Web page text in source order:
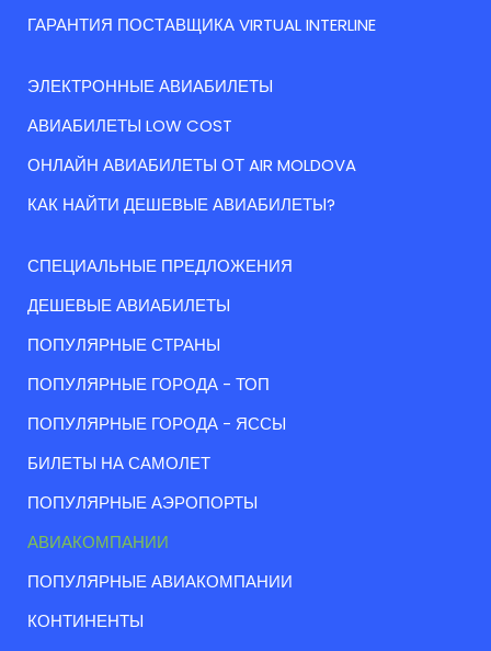
ГАРАНТИЯ ПОСТАВЩИКА VIRTUAL INTERLINE
ЭЛЕКТРОННЫЕ АВИАБИЛЕТЫ
АВИАБИЛЕТЫ LOW COST
ОНЛАЙН АВИАБИЛЕТЫ ОТ AIR MOLDOVA
КАК НАЙТИ ДЕШЕВЫЕ АВИАБИЛЕТЫ?
СПЕЦИАЛЬНЫЕ ПРЕДЛОЖЕНИЯ
ДЕШЕВЫЕ АВИАБИЛЕТЫ
ПОПУЛЯРНЫЕ СТРАНЫ
ПОПУЛЯРНЫЕ ГОРОДА - ТОП
ПОПУЛЯРНЫЕ ГОРОДА - ЯССЫ
БИЛЕТЫ НА САМОЛЕТ
ПОПУЛЯРНЫЕ АЭРОПОРТЫ
АВИАКОМПАНИИ
ПОПУЛЯРНЫЕ АВИАКОМПАНИИ
КОНТИНЕНТЫ